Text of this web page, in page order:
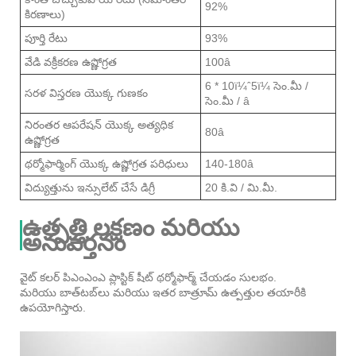
కిరణాలు)
92%
పూర్తి రేటు
93%
వేడి వక్రీకరణ ఉష్ణోగ్రత
100â
సరళ విస్తరణ యొక్క గుణకం
6 * 10ï¼ˆ5ï¼ సెం.మీ /
సెం.మీ / â
నిరంతర ఆపరేషన్ యొక్క అత్యధిక
ఉష్ణోగ్రత
80â
థర్మోఫార్మింగ్ యొక్క ఉష్ణోగ్రత పరిధులు
140-180â
విద్యుత్తును ఇన్సులేట్ చేసే డిగ్రీ
20 కి.వి / మి.మీ.
ఉత్పత్తి లక్షణం మరియు
అనువర్తనం
వైట్ కలర్ పిఎంఎంఎ ప్లాస్టిక్ షీట్ థర్మోఫార్మ్ చేయడం సులభం.
మరియు బాత్‌టబ్‌లు మరియు ఇతర బాత్రూమ్ ఉత్పత్తుల తయారీకి
ఉపయోగిస్తారు.